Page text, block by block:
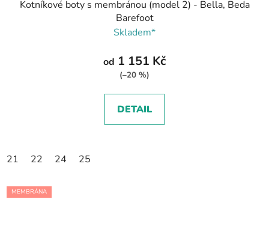
Kotníkové boty s membránou (model 2) - Bella, Beda
Barefoot
Skladem*
od 1 151 Kč
(–20 %)
DETAIL
21 22 24 25
MEMBRÁNA